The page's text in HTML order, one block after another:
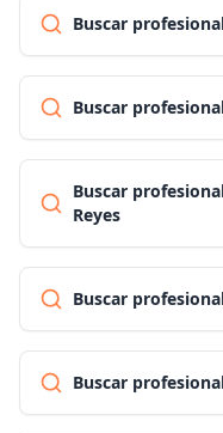
Buscar
Buscar
Buscar
Reyes
Buscar
Buscar